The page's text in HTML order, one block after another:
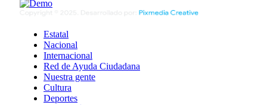
Estatal
Nacional
Internacional
Red de Ayuda Ciudadana
Nuestra gente
Cultura
Deportes